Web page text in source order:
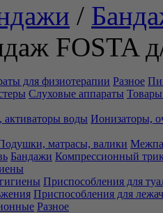
/
FOSTA
для физиотерапии Разное
Слуховые аппараты Товары
активаторы воды Ионизаторы,
матрасы, валики
Бандажи Компрессионный
Приспособления для
Приспособления для
Разное